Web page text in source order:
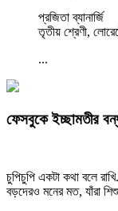
প্রজিতা ব্যানার্জি
তৃতীয় শ্রেণী,
...
ফেসবুকে ইচ্ছামতীর
চুপিচুপি একটা কথা বলে
বড়দেরও মনের মত, যাঁরা